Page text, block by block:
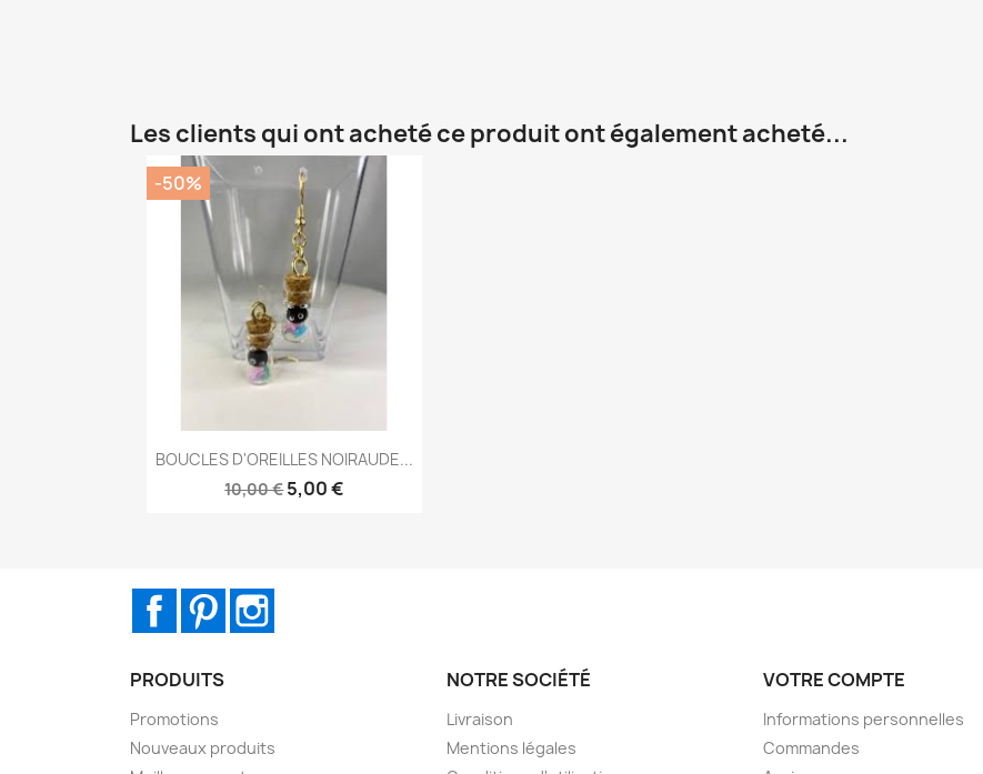
Les clients qui ont acheté ce produit ont également acheté...
Aperçu rapide
BOUCLES D'OREILLES NOIRAUDE...
10,00 €5,00 €
-50%
FacebookPinterest
PRODUITS
Promotions
Nouveaux produits
NOTRE SOCIÉTÉ
Livraison
Mentions légales
VOTRE COMPTE
Informations personnelles
Commandes